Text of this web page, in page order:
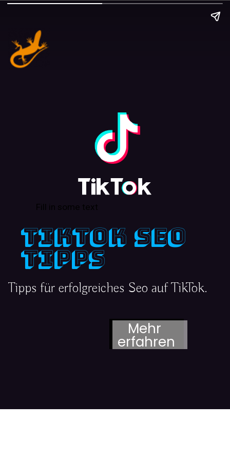
TikTok Seo
Tipps
Tipps für erfolgreiches Seo auf TikTok.
Mehr
erfahren
Fill in some text